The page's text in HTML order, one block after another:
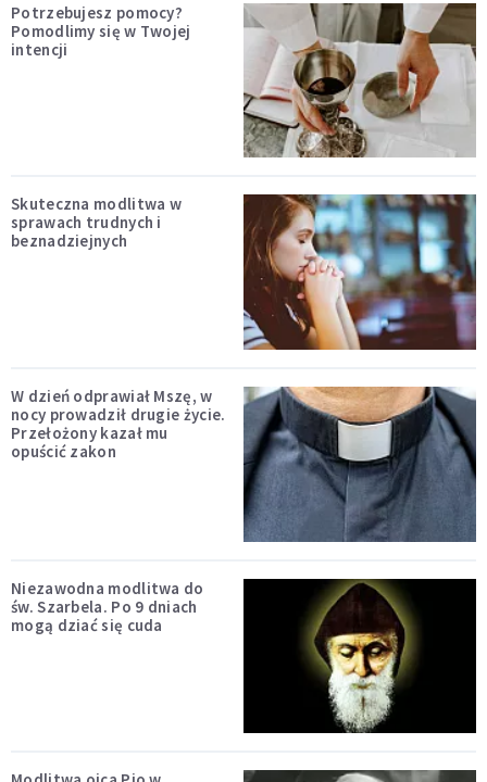
Potrzebujesz pomocy?
Pomodlimy się w Twojej
intencji
Skuteczna modlitwa w
sprawach trudnych i
beznadziejnych
W dzień odprawiał Mszę, w
nocy prowadził drugie życie.
Przełożony kazał mu
opuścić zakon
Niezawodna modlitwa do
św. Szarbela. Po 9 dniach
mogą dziać się cuda